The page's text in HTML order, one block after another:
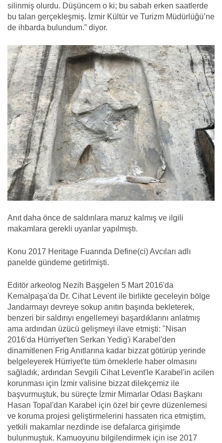
silinmiş olurdu. Düşüncem o ki; bu sabah erken saatlerde
bu talan gerçekleşmiş. İzmir Kültür ve Turizm Müdürlüğü’ne
de ihbarda bulundum.” diyor.
Anıt daha önce de saldırılara maruz kalmış ve ilgili
makamlara gerekli uyarılar yapılmıştı.
Konu 2017 Heritage Fuarında Define(ci) Avcıları adlı
panelde gündeme getirlmişti.
Editör arkeolog Nezih Başgelen 5 Mart 2016'da
Kemalpaşa'da Dr. Cihat Levent ile birlikte geceleyin bölge
Jandarmayı devreye sokup anıtın başında bekleterek,
benzeri bir saldırıyı engellemeyi başardıklarını anlatmış
ama ardından üzücü gelişmeyi ilave etmişti: "Nisan
2016'da Hürriyet'ten Serkan Yedig'i Karabel'den
dinamitlenen Frig Anıtlarına kadar bizzat götürüp yerinde
belgeleyerek Hürriyet'te tüm örneklerle haber olmasını
sağladık, ardından Sevgili Cihat Levent'le Karabel'in acilen
korunması için İzmir valisine bizzat dilekçemiz ile
başvurmuştuk, bu süreçte İzmir Mimarlar Odası Başkanı
Hasan Topal'dan Karabel için özel bir çevre düzenlemesi
ve koruma projesi geliştirmelerini hassaten rica etmiştim,
yetkili makamlar nezdinde ise defalarca girişimde
bulunmuştuk. Kamuoyunu bilgilendirmek için ise 2017